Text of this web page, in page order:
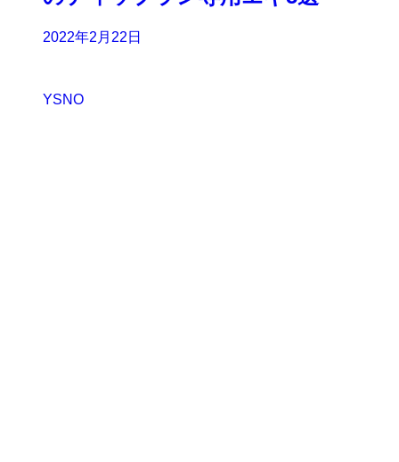
2022年2月22日
YSNO